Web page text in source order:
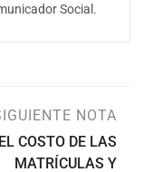
Social.
NOTA
EL COSTO DE LAS
MATRÍCULAS Y